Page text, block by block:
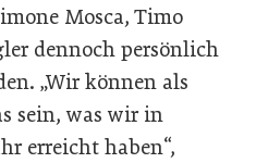
Mosca, Timo
dennoch persönlich
„Wir können als
sein, was wir in
erreicht haben“,